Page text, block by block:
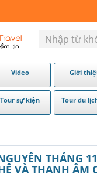
Video Giới
Tour sự kiện Tour du
THÁNG
VÀ THANH ÂM